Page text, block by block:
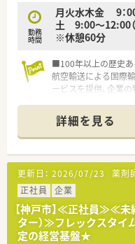
勤務
時間
月火水木金 9：
土 9:00～12:00（
※休憩60分
■100年以上の歴史あ
航空輸送による国際
ービスを提供、企業
■データセンター対
施設、住宅も取り扱
■バリデート済医薬品
温度モニタリング・
ム等を整備した医薬
■東日本、西日本を中
り、お客様に最適な拠
災害等に備え、倉庫
用発電設備・地下軽
す。
詳細を見る
更新日： 2026/07/23 薬剤
正社員
企業
【神戸市】≪正社員≫≪
ター）≫フレックスタ
定の経営基盤★